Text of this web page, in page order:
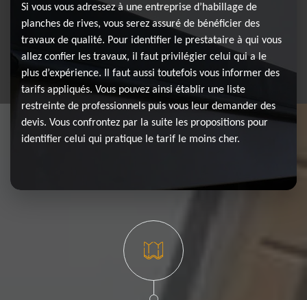
Si vous vous adressez à une entreprise d’habillage de
planches de rives, vous serez assuré de bénéficier des
travaux de qualité. Pour identifier le prestataire à qui vous
allez confier les travaux, il faut privilégier celui qui a le
plus d’expérience. Il faut aussi toutefois vous informer des
tarifs appliqués. Vous pouvez ainsi établir une liste
restreinte de professionnels puis vous leur demander des
devis. Vous confrontez par la suite les propositions pour
identifier celui qui pratique le tarif le moins cher.